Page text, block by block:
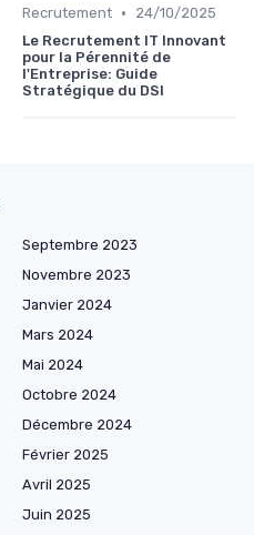
Recrutement •
24/10/2025
Le Recrutement IT Innovant
pour la Pérennité de
l'Entreprise: Guide
Stratégique du DSI
Septembre 2023
Novembre 2023
Janvier 2024
Mars 2024
Mai 2024
Octobre 2024
Décembre 2024
Février 2025
Avril 2025
Juin 2025